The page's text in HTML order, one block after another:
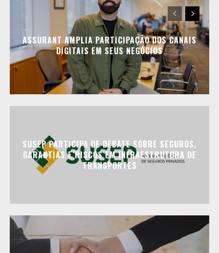
ASSURANT AMPLIA PARTICIPAÇÃO DOS CANAIS
DIGITAIS EM SEUS NEGÓCIOS
SUSEP PARTICIPA DE DEBATE SOBRE SEGUROS,
GARANTIAS E RISCOS EM INFRAESTRUTURA DE
TRANSPORTES